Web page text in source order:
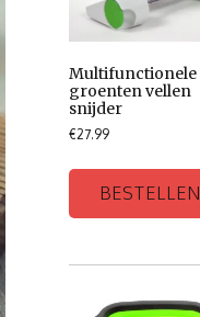
Multifunctionele
groenten vellen
snijder
€27.99
BESTELLEN